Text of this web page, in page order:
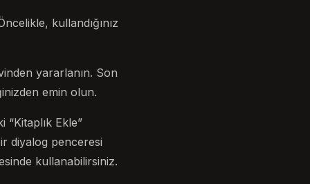
kullandığınız
yararlanın. Son
emin olun.
Ekle”
diyalog penceresi
kullanabilirsiniz.